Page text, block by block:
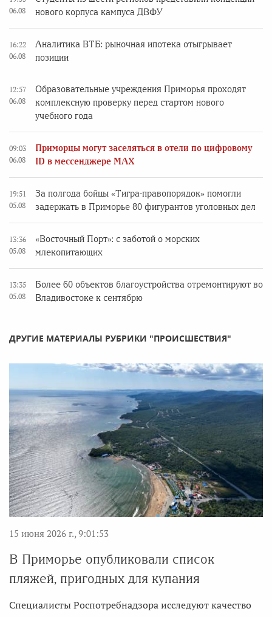
06.08
нового корпуса кампуса ДВФУ
16:22
06.08
Аналитика ВТБ: рыночная ипотека отыгрывает
позиции
12:57
06.08
Образовательные учреждения Приморья проходят
комплексную проверку перед стартом нового
учебного года
09:03
06.08
Приморцы могут заселяться в отели по цифровому
ID в мессенджере MAX
19:51
05.08
За полгода бойцы «Тигра-правопорядок» помогли
задержать в Приморье 80 фигурантов уголовных дел
13:36
05.08
«Восточный Порт»: с заботой о морских
млекопитающих
13:35
05.08
Более 60 объектов благоустройства отремонтируют во
Владивостоке к сентябрю
ДРУГИЕ МАТЕРИАЛЫ РУБРИКИ "ПРОИСШЕСТВИЯ"
15 июня 2026 г., 9:01:53
В Приморье опубликовали список
пляжей, пригодных для купания
Специалисты Роспотребнадзора исследуют качество